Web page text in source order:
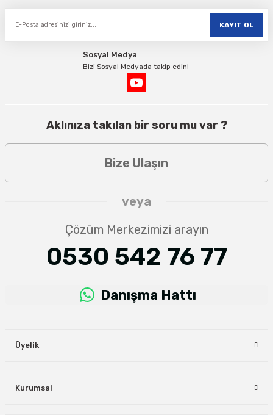
KAYIT OL
Sosyal Medya
Bizi Sosyal Medyada takip edin!
Aklınıza takılan bir soru mu var ?
Bize Ulaşın
veya
Çözüm Merkezimizi arayın
0530 542 76 77
Danışma Hattı
Üyelik
Kurumsal